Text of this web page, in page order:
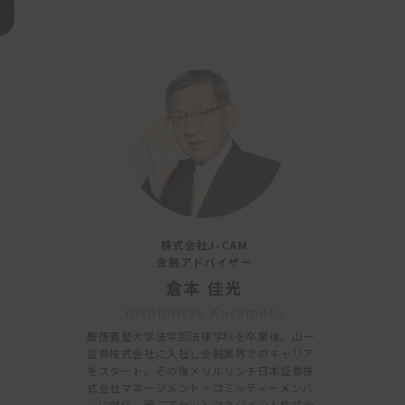
株式会社J-CAM
金融アドバイザー
倉本 佳光
慶應義塾大学法学部法律学科を卒業後、山一
証券株式会社に入社し金融業界でのキャリア
をスタート、その後メリルリンチ日本証券株
式会社マネージメント・コミッティーメンバ